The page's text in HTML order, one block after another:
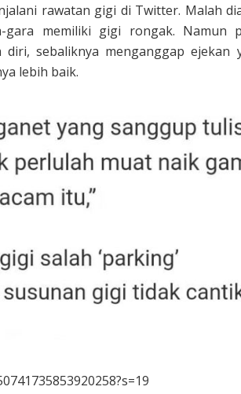
rawatan gigi di Twitter. Malah
gara memiliki gigi rongak. Namun
diri, sebaliknya menganggap ejekan
lebih baik.